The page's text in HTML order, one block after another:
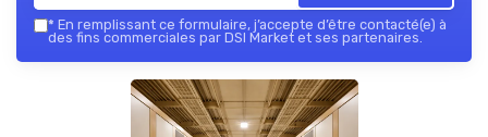
* En remplissant ce formulaire, j’accepte d’être contacté(e) à
des fins commerciales par DSI Market et ses partenaires.